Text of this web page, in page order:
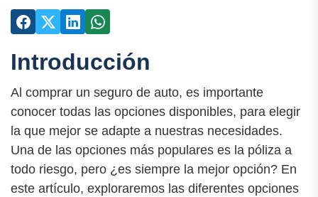
Introducción
Al comprar un seguro de auto, es importante
conocer todas las opciones disponibles, para elegir
la que mejor se adapte a nuestras necesidades.
Una de las opciones más populares es la póliza a
todo riesgo, pero ¿es siempre la mejor opción? En
este artículo, exploraremos las diferentes opciones